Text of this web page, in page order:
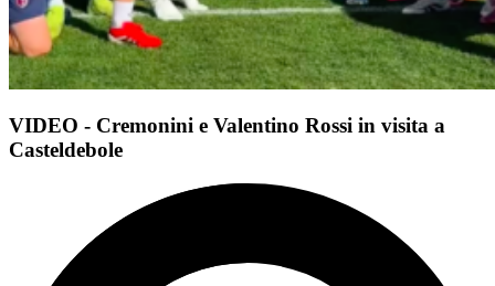
VIDEO - Cremonini e Valentino Rossi in visita a
Casteldebole